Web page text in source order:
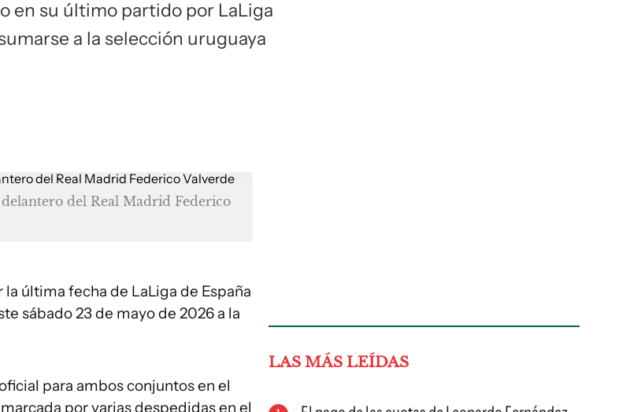
en su último partido por LaLiga
a la selección uruguaya
del Real Madrid Federico
última fecha de LaLiga de España
sábado 23 de mayo de 2026 a la
para ambos conjuntos en el
por varias despedidas en el
LAS MÁS LEÍDAS